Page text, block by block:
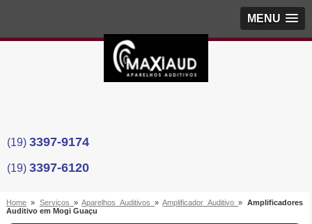
MENU
(19) 3397-9174
(19) 3397-6120
Home » Serviços»Aparelhos Auditivos»Amplificador Auditivo» Amplificadores
Auditivo em Mogi Guaçu